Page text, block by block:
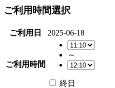
ご利用時間選択
ご利用日 2025-06-18
ご利用時間
～
終日